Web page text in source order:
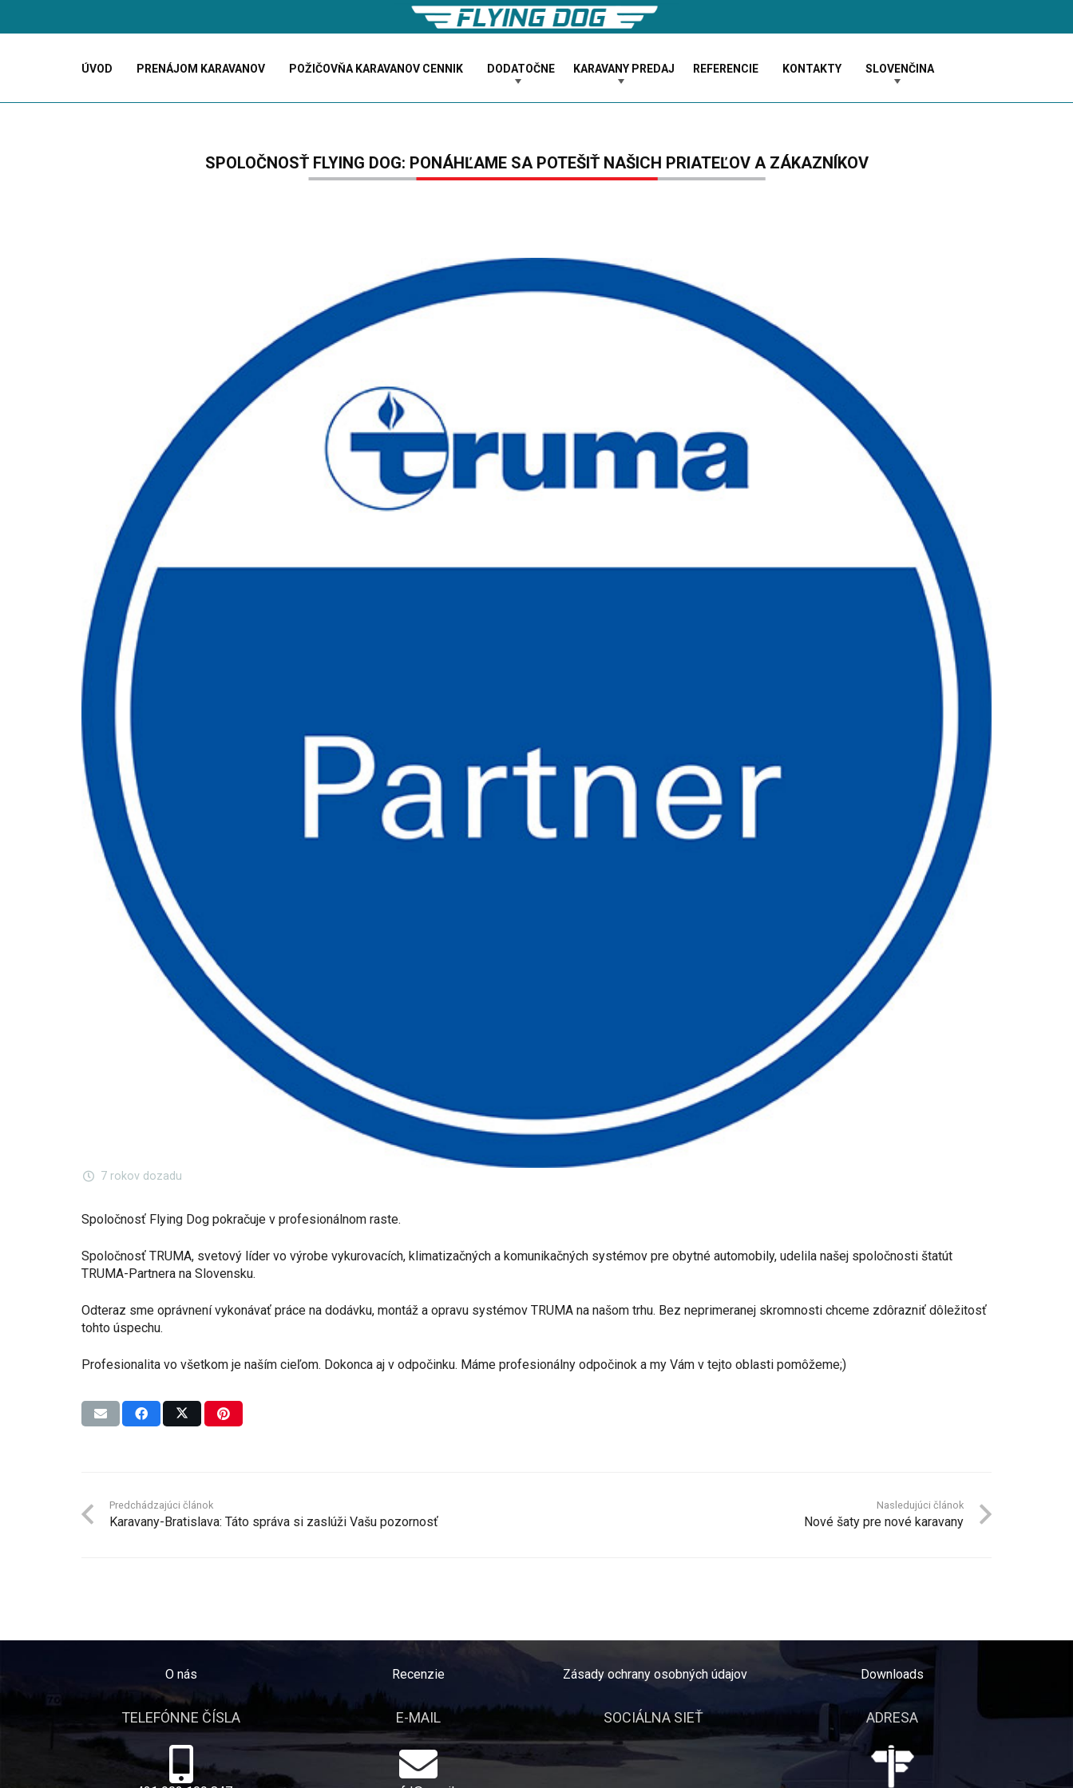
ÚVOD PRENÁJOM KARAVANOV POŽIČOVŇA KARAVANOV CENNIK DODATOČNE KARAVANY PREDAJ REFERENCIE KONTAKTY SLOVENČINA
SPOLOČNOSŤ FLYING DOG: PONÁHĽAME SA POTEŠIŤ NAŠICH PRIATEĽOV A ZÁKAZNÍKOV
7 rokov dozadu
Spoločnosť Flying Dog pokračuje v profesionálnom raste.
Spoločnosť TRUMA, svetový líder vo výrobe vykurovacích, klimatizačných a komunikačných systémov pre obytné automobily, udelila našej spoločnosti štatút
TRUMA-Partnera na Slovensku.
Odteraz sme oprávnení vykonávať práce na dodávku, montáž a opravu systémov TRUMA na našom trhu. Bez neprimeranej skromnosti chceme zdôrazniť dôležitosť
tohto úspechu.
Profesionalita vo všetkom je naším cieľom. Dokonca aj v odpočinku. Máme profesionálny odpočinok a my Vám v tejto oblasti pomôžeme;)
Predchádzajúci článok
Karavany-Bratislava: Táto správa si zaslúži Vašu pozornosť
Nasledujúci článok
Nové šaty pre nové karavany
O nás Recenzie Zásady ochrany osobných údajov Downloads
TELEFÓNNE ČÍSLA E-MAIL SOCIÁLNA SIEŤ ADRESA